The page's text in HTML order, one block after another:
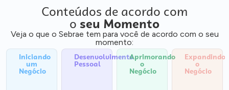
Conteúdos de acordo com
o seu Momento
Veja o que o Sebrae tem para você de acordo com o seu
momento:
Iniciando
um
Negócio
Desenvolvimento
Pessoal
Aprimorando
o
Negócio
Expandindo
o
Negócio